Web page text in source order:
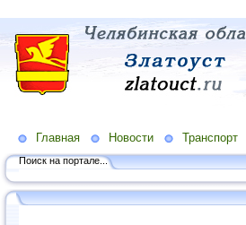
Главная Новости Транспорт
Поиск на портале...